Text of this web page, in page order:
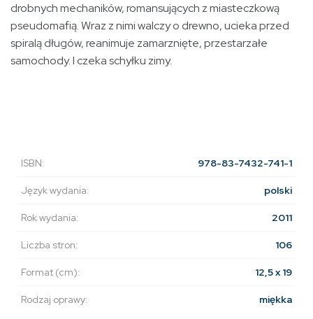
drobnych mechaników, romansujących z miasteczkową
pseudomafią. Wraz z nimi walczy o drewno, ucieka przed
spiralą długów, reanimuje zamarznięte, przestarzałe
samochody. I czeka schyłku zimy.
ISBN: 978-83-7432-741-1
Język wydania: polski
Rok wydania: 2011
Liczba stron: 106
Format (cm): 12,5 x 19
Rodzaj oprawy: miękka